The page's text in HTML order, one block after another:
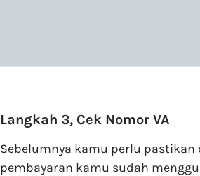
Langkah 3, Cek Nomor VA
Sebelumnya kamu perlu pastikan
pembayaran kamu sudah